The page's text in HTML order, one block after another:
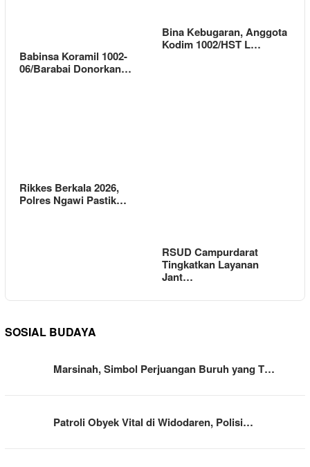
Babinsa Koramil 1002-
06/Barabai Donorkan…
Bina Kebugaran, Anggota
Kodim 1002/HST L…
Rikkes Berkala 2026,
Polres Ngawi Pastik…
RSUD Campurdarat
Tingkatkan Layanan
Jant…
SOSIAL BUDAYA
Marsinah, Simbol Perjuangan Buruh yang T…
Patroli Obyek Vital di Widodaren, Polisi…